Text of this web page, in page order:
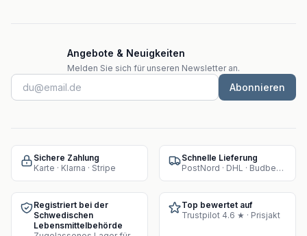
Angebote & Neuigkeiten
Melden Sie sich für unseren Newsletter an.
Abonnieren
Sichere Zahlung
Karte · Klarna · Stripe
Schnelle Lieferung
PostNord · DHL · Budbee · Instabox
Registriert bei der
Schwedischen
Lebensmittelbehörde
Top bewertet auf
Trustpilot 4.6 ★ · Prisjakt